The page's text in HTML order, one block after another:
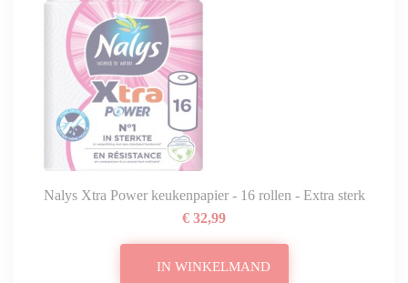
Nalys Xtra Power keukenpapier - 16 rollen - Extra sterk
€ 32,99
IN WINKELMAND